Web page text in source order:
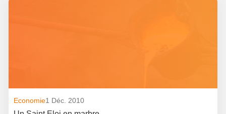
Economie1 Déc. 2010